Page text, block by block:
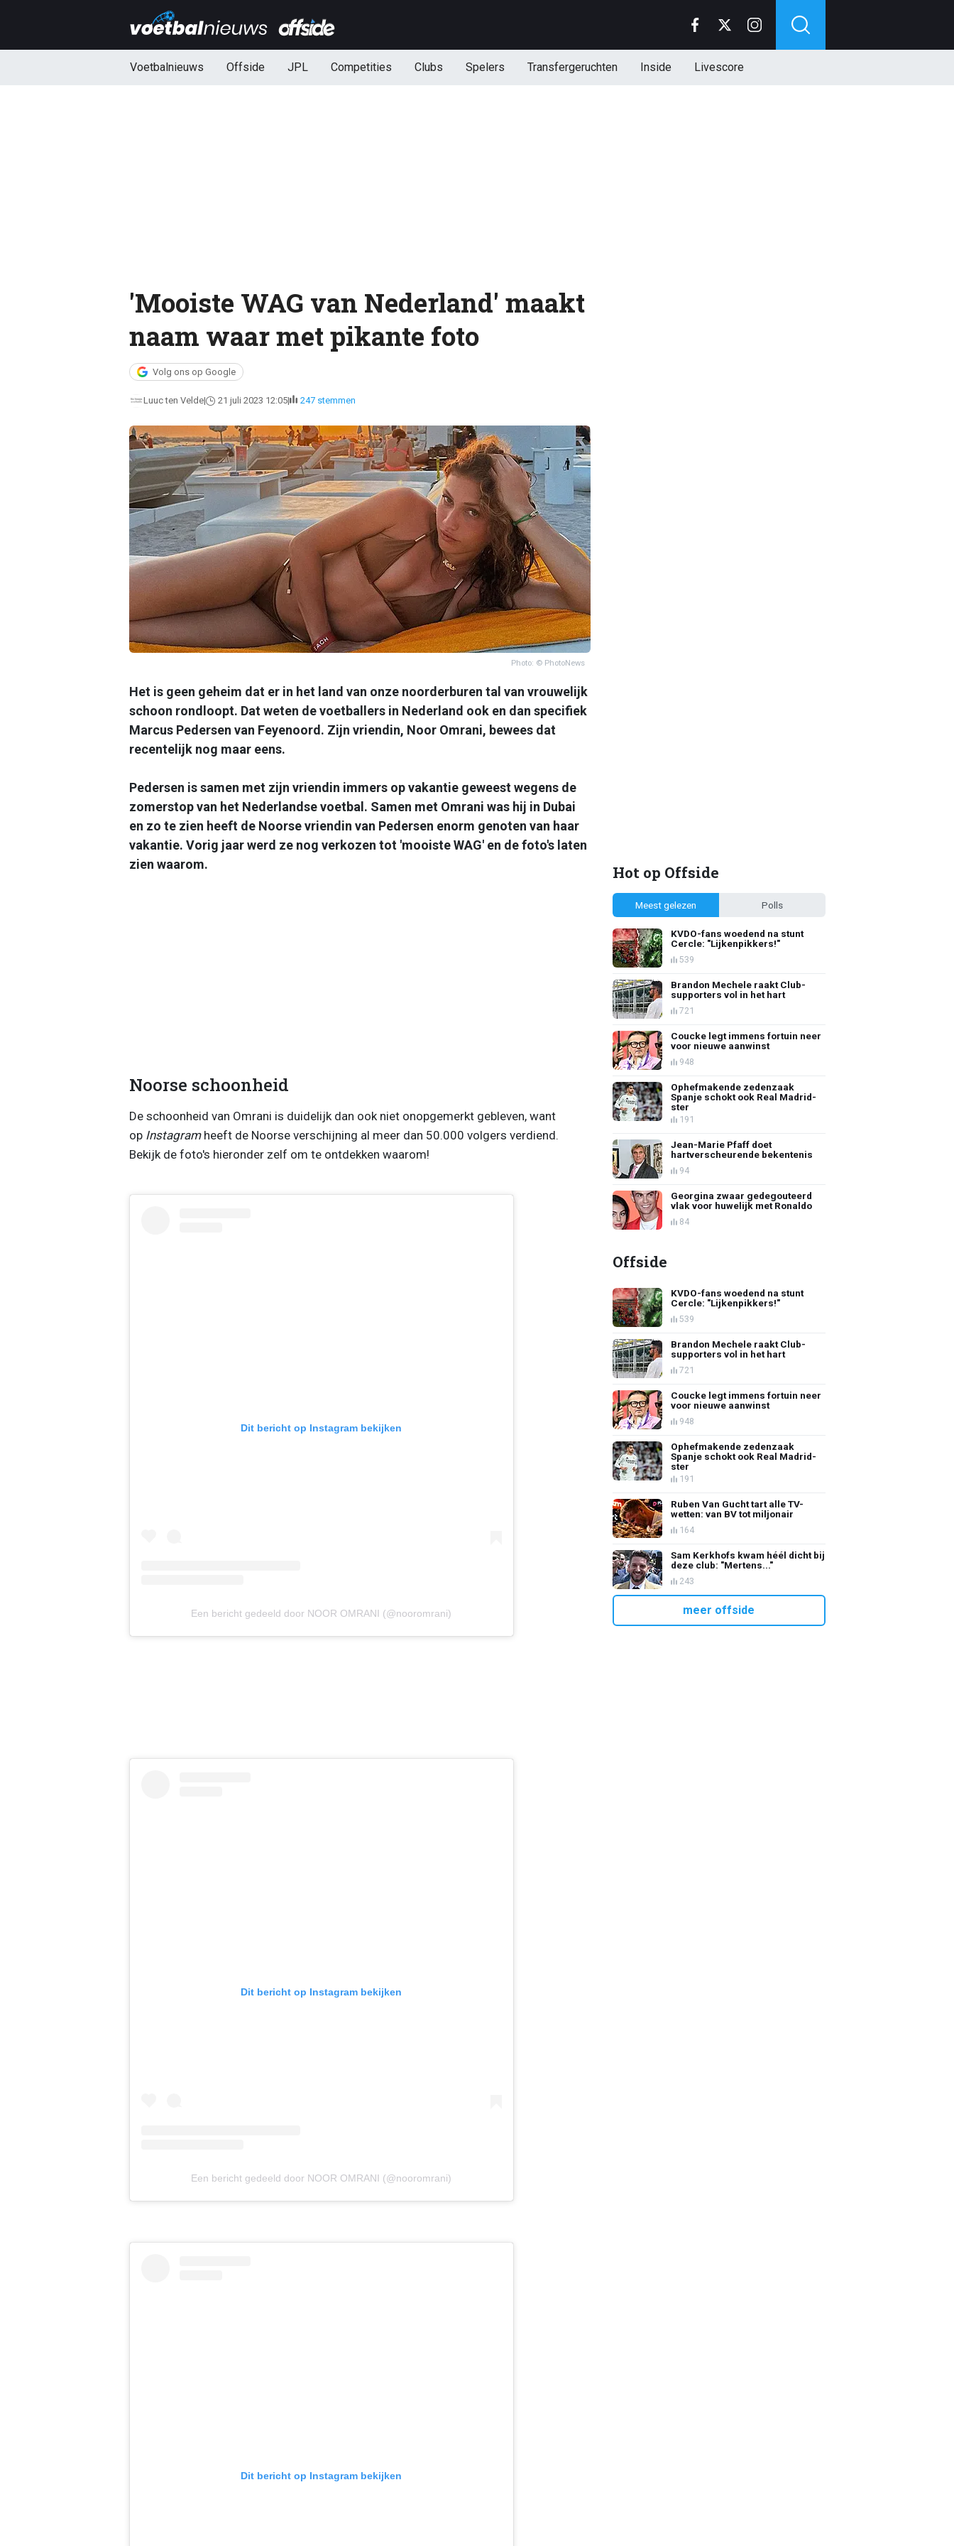
Voetbalnieuws Offside JPL Competities Clubs Spelers Transfergeruchten Inside Livescore
'Mooiste WAG van Nederland' maakt
naam waar met pikante foto
Volg ons op Google
Luuc ten Velde 21 juli 2023 12:05 247 stemmen
Photo: © PhotoNews
Het is geen geheim dat er in het land van onze noorderburen tal van vrouwelijk
schoon rondloopt. Dat weten de voetballers in Nederland ook en dan specifiek
Marcus Pedersen van Feyenoord. Zijn vriendin, Noor Omrani, bewees dat
recentelijk nog maar eens.
Pedersen is samen met zijn vriendin immers op vakantie geweest wegens de
zomerstop van het Nederlandse voetbal. Samen met Omrani was hij in Dubai
en zo te zien heeft de Noorse vriendin van Pedersen enorm genoten van haar
vakantie. Vorig jaar werd ze nog verkozen tot 'mooiste WAG' en de foto's laten
zien waarom.
Noorse schoonheid
De schoonheid van Omrani is duidelijk dan ook niet onopgemerkt gebleven, want
op Instagramheeft de Noorse verschijning al meer dan 50.000 volgers verdiend.
Bekijk de foto's hieronder zelf om te ontdekken waarom!
Dit bericht op Instagram bekijken
Een bericht gedeeld door NOOR OMRANI (@nooromrani)
Dit bericht op Instagram bekijken
Een bericht gedeeld door NOOR OMRANI (@nooromrani)
Dit bericht op Instagram bekijken
Hot op Offside
Meest gelezen Polls
KVDO-fans woedend na stunt
Cercle: "Lijkenpikkers!"
539
Brandon Mechele raakt Club-
supporters vol in het hart
721
Coucke legt immens fortuin neer
voor nieuwe aanwinst
948
Ophefmakende zedenzaak
Spanje schokt ook Real Madrid-
ster
191
Jean-Marie Pfaff doet
hartverscheurende bekentenis
94
Georgina zwaar gedegouteerd
vlak voor huwelijk met Ronaldo
84
Offside
KVDO-fans woedend na stunt
Cercle: "Lijkenpikkers!"
539
Brandon Mechele raakt Club-
supporters vol in het hart
721
Coucke legt immens fortuin neer
voor nieuwe aanwinst
948
Ophefmakende zedenzaak
Spanje schokt ook Real Madrid-
ster
191
Ruben Van Gucht tart alle TV-
wetten: van BV tot miljonair
164
Sam Kerkhofs kwam héél dicht bij
deze club: "Mertens..."
243
meer offside